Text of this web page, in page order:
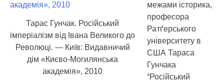
Тарас Гунчак. Російський
імперіалізм від Івана Великого до
Революці. — Київ: Видавничий
дім «Києво-Могилянська
академія», 2010
межами історика,
професора
Ратґерського
університету в
США Тараса
Гунчака
“Російський